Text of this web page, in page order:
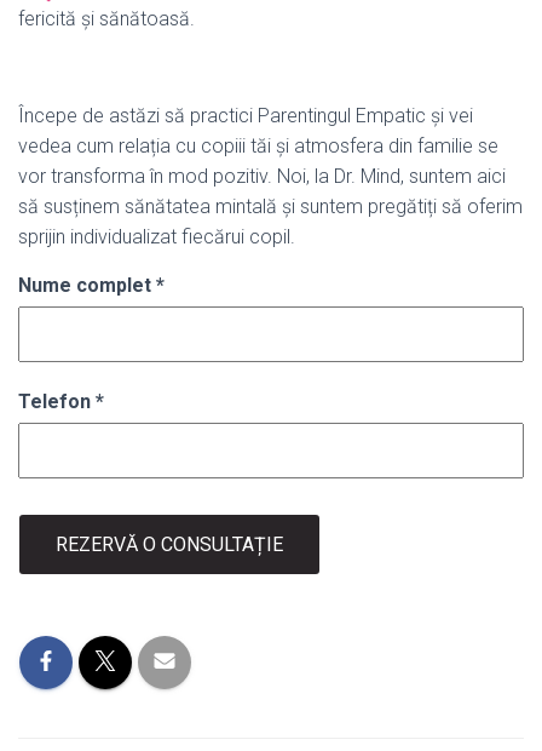
fericită și sănătoasă.
Începe de astăzi să practici Parentingul Empatic și vei
vedea cum relația cu copiii tăi și atmosfera din familie se
vor transforma în mod pozitiv. Noi, la Dr. Mind, suntem aici
să susținem sănătatea mintală și suntem pregătiți să oferim
sprijin individualizat fiecărui copil.
Nume complet *
Telefon *
REZERVĂ O CONSULTAȚIE